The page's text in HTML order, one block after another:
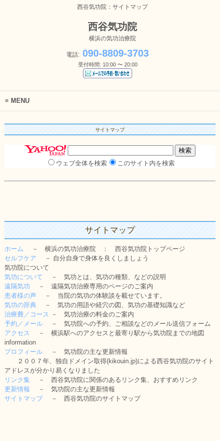
西谷気功院：サイトマップ
西谷気功院
横浜の気功治療院
電話: 090-8809-3703
受付時間: 10:00 〜 20:00
MENU
サイトマップ
ウェブ全体を検索 このサイト内を検索
サイトマップ
ホーム － 横浜の気功治療院 ： 西谷気功院トップページ
セルフケア － 自分自身で身体を良くしましょう
気功院について
気功について － 気功とは、気功の種類、などの説明
遠隔気功 － 遠隔気功治療専用のページのご案内
患者様の声－ 当院の気功の体験談を載せています。
気功の辞典－ 気功の用語や経穴の図、気功の基礎知識など
治療費／コース － 気功治療の料金のご案内
予約／メール－ 気功院への予約、ご相談などのメール送信フォーム
アクセス
－ 横浜駅へのアクセスと最寄り駅から気功院までの地図
information
プロフィール－ 気功院の主な更新情報
２００７年、独自ドメイン取得(kikouin.jp)による西谷気功院のサイト
アドレスが分かり易くなりました
リンク集 － 西谷気功院に関係のあるリンク集、おすすめリンク
更新情報 － 気功院の主な更新情報
サイトマップ－ 西谷気功院のサイトマップ